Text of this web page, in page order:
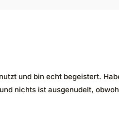
und bin echt begeistert.
nichts ist ausgenudelt,